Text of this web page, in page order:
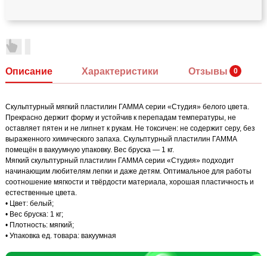
Описание Характеристики Отзывы
Скульптурный мягкий пластилин ГАММА серии «Студия» белого цвета.
Прекрасно держит форму и устойчив к перепадам температуры, не
оставляет пятен и не липнет к рукам. Не токсичен: не содержит серу, без
выраженного химического запаха. Скульптурный пластилин ГАММА
помещён в вакуумную упаковку. Вес бруска — 1 кг.
Мягкий скульптурный пластилин ГАММА серии «Студия» подходит
начинающим любителям лепки и даже детям. Оптимальное для работы
соотношение мягкости и твёрдости материала, хорошая пластичность и
естественные цвета.
• Цвет: белый;
• Вес бруска: 1 кг;
• Плотность: мягкий;
• Упаковка ед. товара: вакуумная